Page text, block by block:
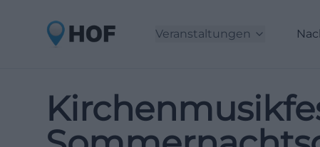
Veranstaltungen